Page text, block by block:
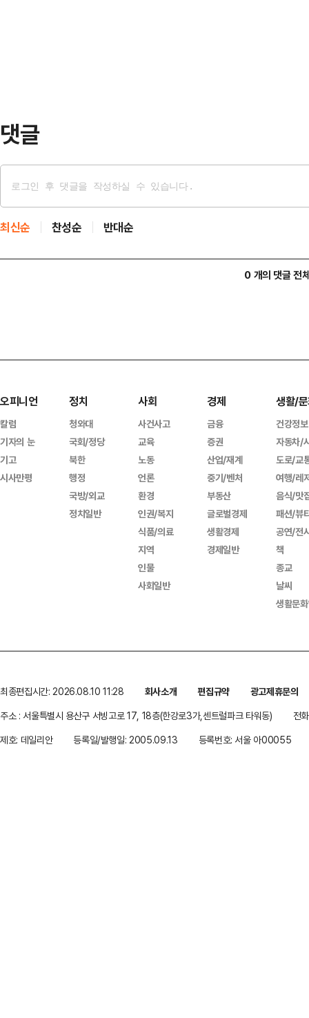
댓글
최신순 찬성순 반대순
0 개의 댓글 전
오피니언
칼럼
기자의 눈
기고
시사만평
정치
청와대
국회/정당
북한
행정
국방/외교
정치일반
사회
사건사고
교육
노동
언론
환경
인권/복지
식품/의료
지역
인물
사회일반
경제
금융
증권
산업/재계
중기/벤처
부동산
글로벌경제
생활경제
경제일반
생활/
건강정보
자동차/
도로/교
여행/레
음식/맛
패션/뷰
공연/전
책
종교
날씨
생활문
최종편집시간: 2026.08.10 11:28 회사소개 편집규약
광고제휴문의
주소 : 서울특별시 용산구 서빙고로 17, 18층(한강로3가,센트럴파크 타워동)
전
제호: 데일리안
등록일/발행일: 2005.09.13 등록번호: 서울 아00055